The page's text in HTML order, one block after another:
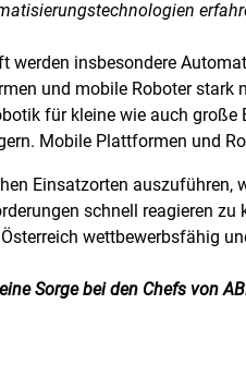
werden insbesondere
und mobile Roboter
für kleine wie auch
Mobile Plattformen und
Einsatzorten
schnell reagieren
wettbewerbsfähig
Sorge bei den Chefs von